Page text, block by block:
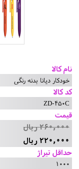
نام کالا
خودکار دیانا بدنه رنگی
کد کالا
ZD-450C
قیمت
260,000 ریال
220,000 ریال
حداقل تیراژ
1000